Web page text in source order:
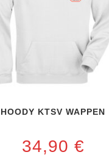
HOODY KTSV WAPPEN
34,90 €